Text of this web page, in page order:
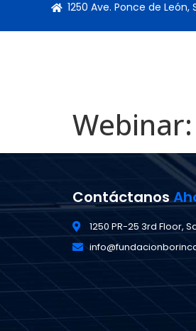
1250 Ave. Ponce de León,
Webinar:
Contáctanos
1250 PR-25 3rd Floor,